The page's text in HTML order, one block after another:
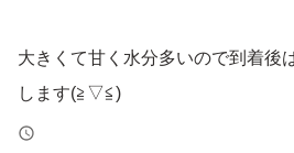
大きくて甘く水分多いので到着後
します(≧▽≦)
種類→玉ねぎ